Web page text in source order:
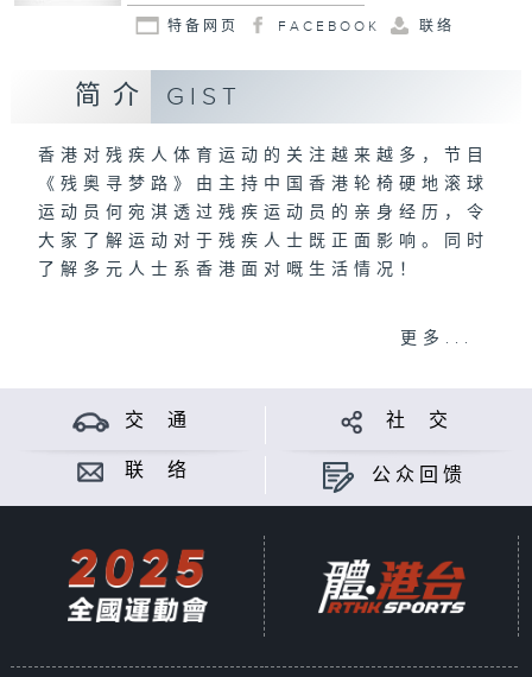
特备网页 FACEBOOK 联络
简介 GIST
香港对残疾人体育运动的关注越来越多，节目
《残奥寻梦路》由主持中国香港轮椅硬地滚球
运动员何宛淇透过残疾运动员的亲身经历，令
大家了解运动对于残疾人士既正面影响。同时
了解多元人士系香港面对嘅生活情况！
更多...
交 通 社 交
联 络 公众回馈